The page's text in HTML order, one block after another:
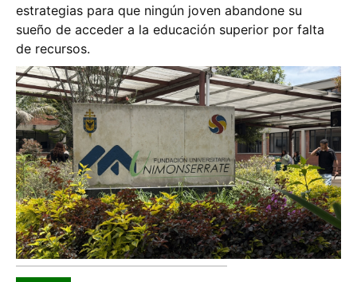
estrategias para que ningún joven abandone su
sueño de acceder a la educación superior por falta
de recursos.